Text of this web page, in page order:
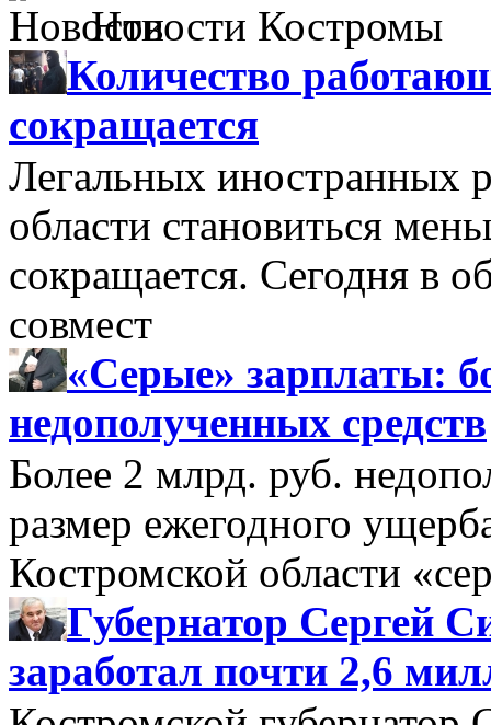
Новости Костромы
Количество
сокращается
Легальных иностранных
области становиться
сокращается. Сегодня в
совмест
«Серые» зарплаты:
недополученных средств
Более 2 млрд. руб.
размер ежегодного
Костромской области
Губернатор Сергей
заработал почти 2,6